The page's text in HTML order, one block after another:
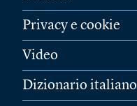
Privacy e cookie
Video
Dizionario italiano